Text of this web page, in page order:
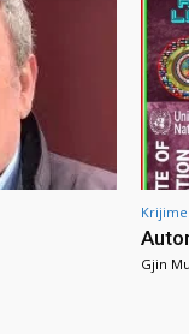
Krijime
Gjin